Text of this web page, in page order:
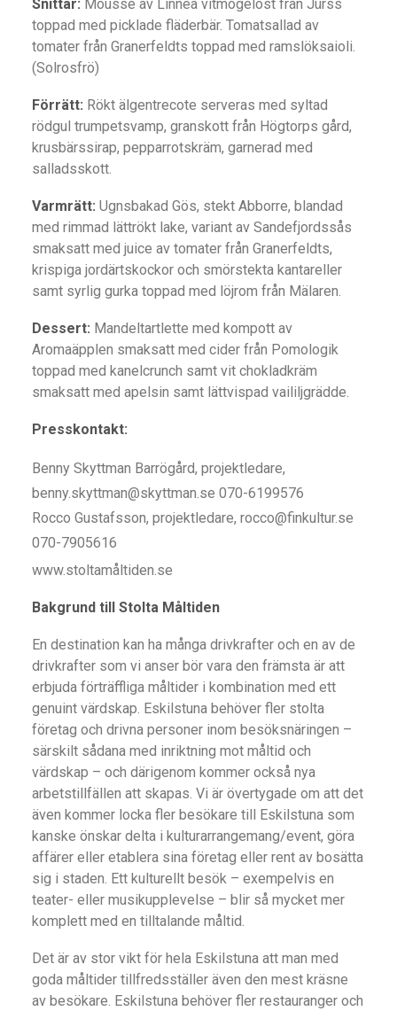
Snittar: Mousse av Linnea vitmögelost från Jürss
toppad med picklade fläderbär. Tomatsallad av
tomater från Granerfeldts toppad med ramslöksaioli.
(Solrosfrö)
Förrätt: Rökt älgentrecote serveras med syltad
rödgul trumpetsvamp, granskott från Högtorps gård,
krusbärssirap, pepparrotskräm, garnerad med
salladsskott.
Varmrätt: Ugnsbakad Gös, stekt Abborre, blandad
med rimmad lättrökt lake, variant av Sandefjordssås
smaksatt med juice av tomater från Granerfeldts,
krispiga jordärtskockor och smörstekta kantareller
samt syrlig gurka toppad med löjrom från Mälaren.
Dessert: Mandeltartlette med kompott av
Aromaäpplen smaksatt med cider från Pomologik
toppad med kanelcrunch samt vit chokladkräm
smaksatt med apelsin samt lättvispad vaililjgrädde.
Presskontakt:
Benny Skyttman Barrögård, projektledare,
benny.skyttman@skyttman.se 070-6199576
Rocco Gustafsson, projektledare, rocco@finkultur.se
070-7905616
www.stoltamåltiden.se
Bakgrund till Stolta Måltiden
En destination kan ha många drivkrafter och en av de
drivkrafter som vi anser bör vara den främsta är att
erbjuda förträffliga måltider i kombination med ett
genuint värdskap. Eskilstuna behöver fler stolta
företag och drivna personer inom besöksnäringen –
särskilt sådana med inriktning mot måltid och
värdskap – och därigenom kommer också nya
arbetstillfällen att skapas. Vi är övertygade om att det
även kommer locka fler besökare till Eskilstuna som
kanske önskar delta i kulturarrangemang/event, göra
affärer eller etablera sina företag eller rent av bosätta
sig i staden. Ett kulturellt besök – exempelvis en
teater- eller musikupplevelse – blir så mycket mer
komplett med en tilltalande måltid.
Det är av stor vikt för hela Eskilstuna att man med
goda måltider tillfredsställer även den mest kräsne
av besökare. Eskilstuna behöver fler restauranger och